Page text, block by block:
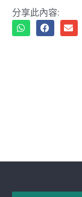
分享此內容: